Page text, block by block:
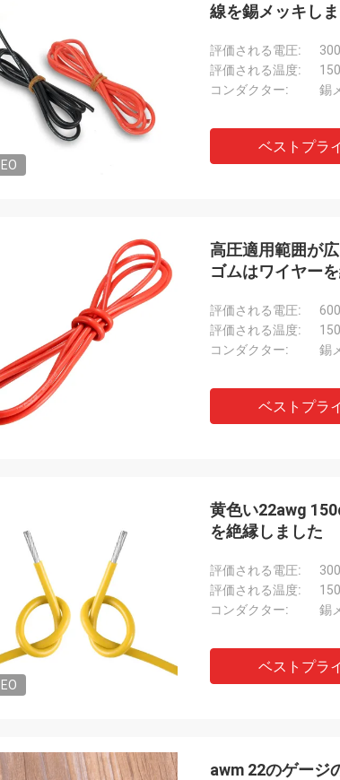
ディエゴCuellar
商品は他の製造業者のそれらと比
Mysunは非
線を錫メッキし
評価される電圧:
評価される温度:
コンダクター:
錫
ベストプラ
高圧適用範囲が
ゴムはワイヤー
評価される電圧:
評価される温度:
コンダクター:
錫
ベストプラ
黄色い22awg
を絶縁しました
評価される電圧:
評価される温度:
コンダクター:
錫
ベストプラ
awm 22のゲージ